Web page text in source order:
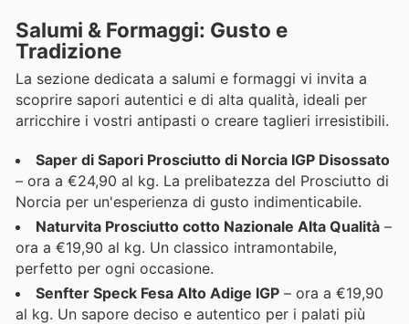
Salumi & Formaggi: Gusto e
Tradizione
La sezione dedicata a salumi e formaggi vi invita a
scoprire sapori autentici e di alta qualità, ideali per
arricchire i vostri antipasti o creare taglieri irresistibili.
Saper di Sapori Prosciutto di Norcia IGP Disossato
– ora a €24,90 al kg. La prelibatezza del Prosciutto di
Norcia per un'esperienza di gusto indimenticabile.
Naturvita Prosciutto cotto Nazionale Alta Qualità –
ora a €19,90 al kg. Un classico intramontabile,
perfetto per ogni occasione.
Senfter Speck Fesa Alto Adige IGP – ora a €19,90
al kg. Un sapore deciso e autentico per i palati più